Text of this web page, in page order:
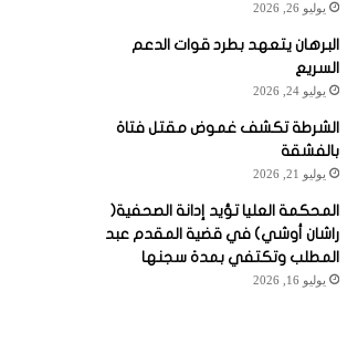
يوليو 26, 2026
البرهان يتعهد بطرد قوات الدعم
السريع
يوليو 24, 2026
الشرطة تكشف غموض مقتل فتاة
بالفشقة
يوليو 21, 2026
المحكمة العليا تؤيد إدانة الصحفية(
راشان أوشي) في قضية المقدم عبد
المطلب وتكتفي بمدة سجنها
يوليو 16, 2026